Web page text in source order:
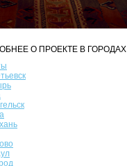
О ПРОЕКТЕ В